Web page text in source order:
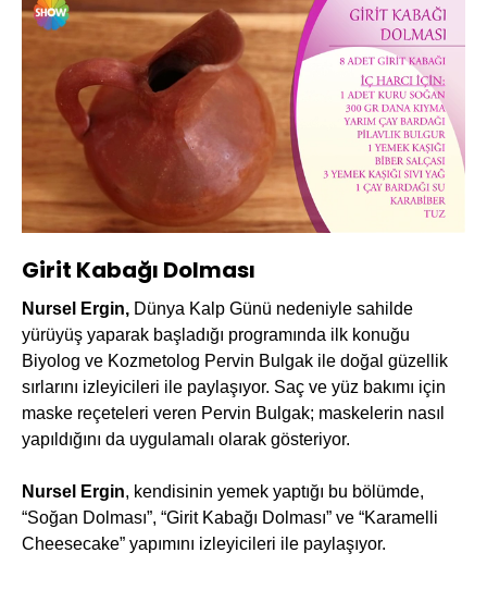
Sesi
Aç
360P
Yüklendi
Hızı
Girit Kabağı Dolması
Nursel Ergin, Dünya Kalp Günü nedeniyle sahilde
yürüyüş yaparak başladığı programında ilk konuğu
Biyolog ve Kozmetolog Pervin Bulgak ile doğal güzellik
sırlarını izleyicileri ile paylaşıyor. Saç ve yüz bakımı için
maske reçeteleri veren Pervin Bulgak; maskelerin nasıl
yapıldığını da uygulamalı olarak gösteriyor.
Nursel Ergin, kendisinin yemek yaptığı bu bölümde,
“Soğan Dolması”, “Girit Kabağı Dolması” ve “Karamelli
Cheesecake” yapımını izleyicileri ile paylaşıyor.